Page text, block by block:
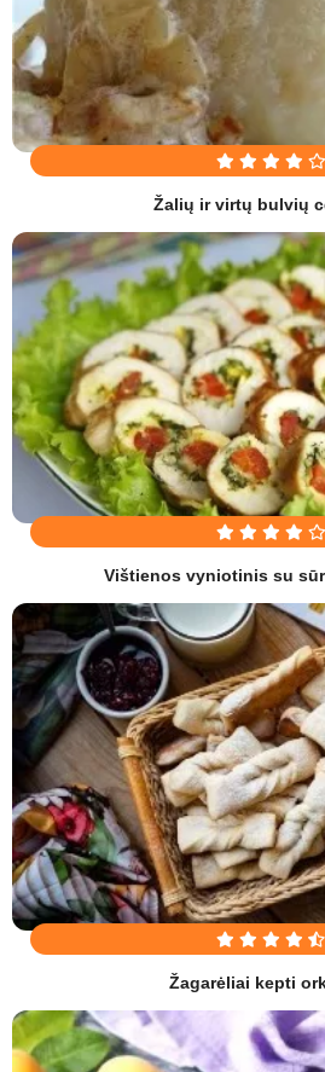
Žalių ir virtų bulvių
Vištienos vyniotinis su
Žagarėliai kepti